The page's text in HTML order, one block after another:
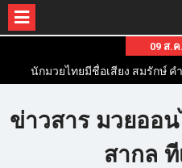
09 ส.ค
นักมวยไทยมีชื่อเสียง สมรักษ์ ค
นักมวยไทยชื่อดัง สุดยอดนักมว
ข่าวมวยไทยโครตฮอต เว็บข่าว
ข่าวสารวงการมวย
ข่าวสาร มวยออ
สากล